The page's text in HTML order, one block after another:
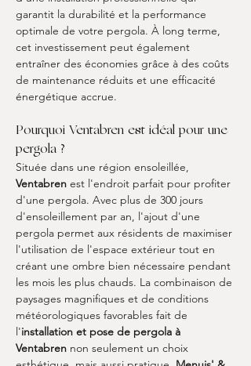
garantit la durabilité et la performance
optimale de votre pergola. À long terme,
cet investissement peut également
entraîner des économies grâce à des coûts
de maintenance réduits et une efficacité
énergétique accrue.
Pourquoi Ventabren est idéal pour une
pergola ?
Située dans une région ensoleillée,
Ventabren est l'endroit parfait pour profiter
d'une pergola. Avec plus de 300 jours
d'ensoleillement par an, l'ajout d'une
pergola permet aux résidents de maximiser
l'utilisation de l'espace extérieur tout en
créant une ombre bien nécessaire pendant
les mois les plus chauds. La combinaison de
paysages magnifiques et de conditions
météorologiques favorables fait de
l'installation et pose de pergola à
Ventabren non seulement un choix